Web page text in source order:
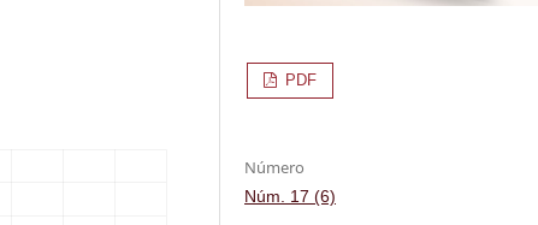
PDF
Número
Núm. 17 (6)